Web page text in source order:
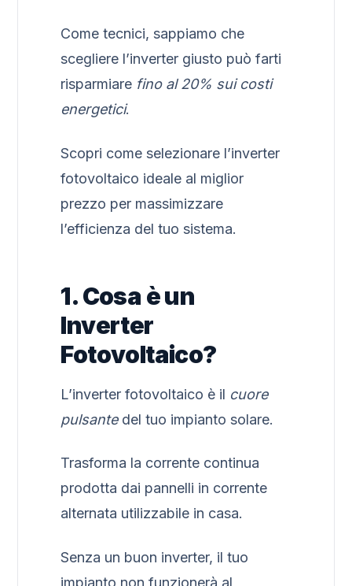
Come tecnici, sappiamo che
scegliere l’inverter giusto può farti
risparmiare fino al 20% sui costi
energetici.
Scopri come selezionare l’inverter
fotovoltaico ideale al miglior
prezzo per massimizzare
l’efficienza del tuo sistema.
1. Cosa è un
Inverter
Fotovoltaico?
L’inverter fotovoltaico è il cuore
pulsantedel tuo impianto solare.
Trasforma la corrente continua
prodotta dai pannelli in corrente
alternata utilizzabile in casa.
Senza un buon inverter, il tuo
impianto non funzionerà al